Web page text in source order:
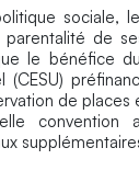
sociale,
de
le bénéfice
(CESU)
de places